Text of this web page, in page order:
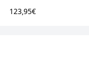
123,95€